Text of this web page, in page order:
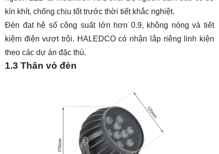
kín khít, chống chịu tốt trước thời tiết khắc nghiệt.
Đèn đạt hệ số công suất lớn hơn 0.9, không nóng và tiết
kiệm điện vượt trội. HALEDCO có nhận lắp riêng linh kiện
theo các dự án đặc thù.
1.3 Thân vỏ đèn